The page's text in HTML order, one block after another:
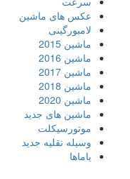
عکس های ماشین
لامبورگینی
ماشین 2015
ماشین 2016
ماشین 2017
ماشین 2018
ماشین 2020
ماشین های جدید
موتورسیکلت
وسیله نقلیه جدید
یاماها